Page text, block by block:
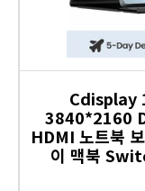
Cdisplay
3840*2160
HDMI 노트북
이 맥북